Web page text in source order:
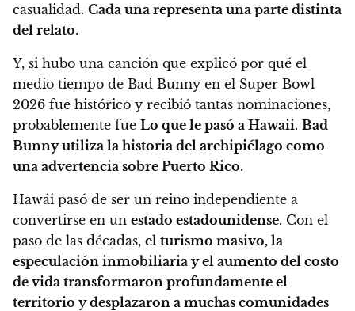
casualidad. Cada una representa una parte distinta
del relato.
Y, si hubo una canción que explicó por qué el
medio tiempo de Bad Bunny en el Super Bowl
2026 fue histórico y recibió tantas nominaciones,
probablemente fue Lo que le pasó a Hawaii. Bad
Bunny utiliza la historia del archipiélago como
una advertencia sobre Puerto Rico.
Hawái pasó de ser un reino independiente a
convertirse en un estado estadounidense. Con el
paso de las décadas, el turismo masivo, la
especulación inmobiliaria y el aumento del costo
de vida transformaron profundamente el
territorio y desplazaron a muchas comunidades